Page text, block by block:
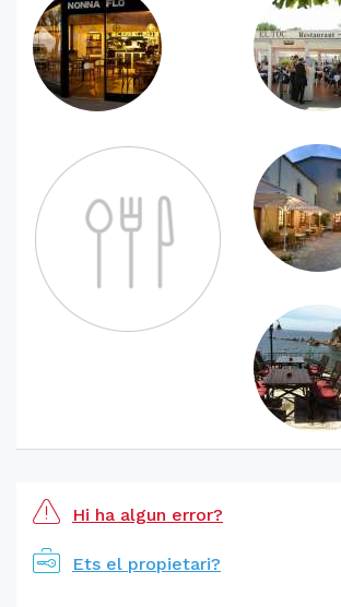
Hi ha algun error?
Ets el propietari?